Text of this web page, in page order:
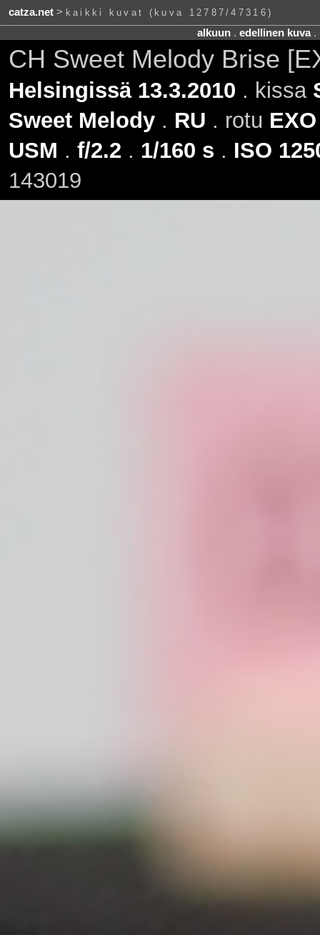
catza.net> kaikki kuvat (kuva 12787/47316)
alkuun. edellinen kuva.
CH Sweet Melody Brise
Helsingissä 13.3.2010 . kissa
Sweet Melody. RU . rotu EXO
USM . f/2.2 . 1/160 s . ISO
143019